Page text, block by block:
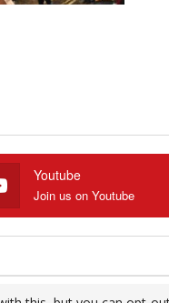
Youtube
Join us on Youtube